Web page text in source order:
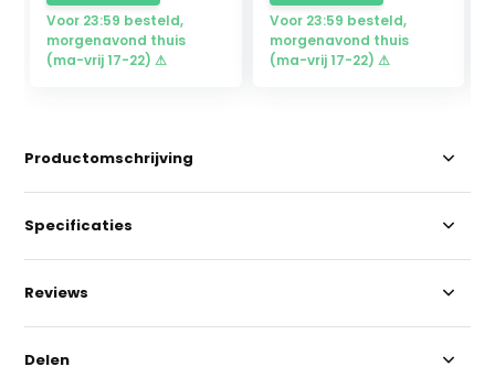
Voor 23:59 besteld,
morgenavond thuis
(ma-vrij 17-22) ⚠
Voor 23:59 besteld,
morgenavond thuis
(ma-vrij 17-22) ⚠
Productomschrijving
Specificaties
Reviews
Delen